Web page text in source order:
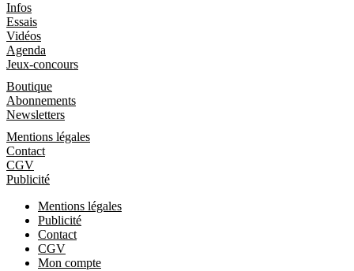
Infos
Essais
Vidéos
Agenda
Jeux-concours
Boutique
Abonnements
Newsletters
Mentions légales
Contact
CGV
Publicité
Mentions légales
Publicité
Contact
CGV
Mon compte